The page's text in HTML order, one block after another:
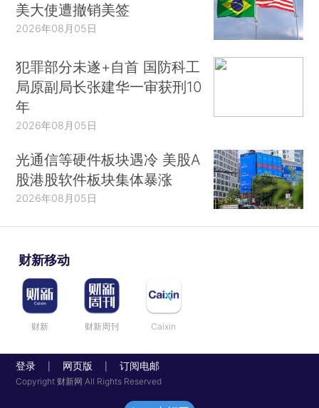
美大使遭撤销美签
2026年08月05日
犯罪部分未遂+自首 国防科工
局原副局长张建华一审获刑10
年
2026年08月05日
光通信等硬件板块遇冷 美股A
股港股软件板块集体暴涨
2026年08月05日
财新移动
财新 财新周刊 Caixin
登录 网页版 订阅电邮
Copyright 财新网 All Rights Reserved